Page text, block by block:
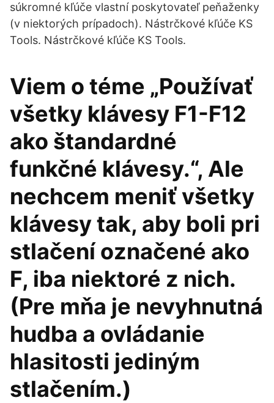
súkromné kľúče vlastní poskytovateľ peňaženky
(v niektorých prípadoch). Nástrčkové kľúče KS
Tools. Nástrčkové kľúče KS Tools.
Viem o téme „Používať
všetky klávesy F1-F12
ako štandardné
funkčné klávesy.“, Ale
nechcem meniť všetky
klávesy tak, aby boli pri
stlačení označené ako
F, iba niektoré z nich.
(Pre mňa je nevyhnutná
hudba a ovládanie
hlasitosti jediným
stlačením.)